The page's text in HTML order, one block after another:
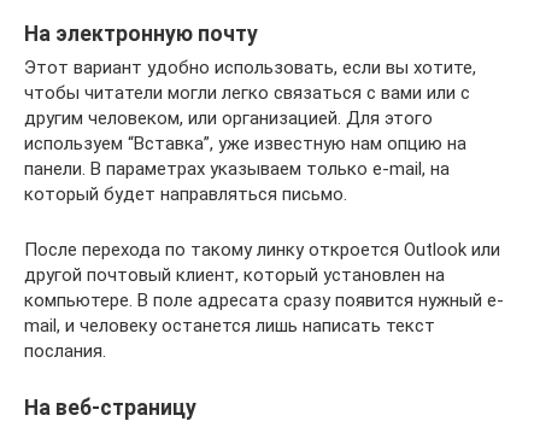
На электронную почту
Этот вариант удобно использовать, если вы хотите,
чтобы читатели могли легко связаться с вами или с
другим человеком, или организацией. Для этого
используем “Вставка”, уже известную нам опцию на
панели. В параметрах указываем только e-mail, на
который будет направляться письмо.
После перехода по такому линку откроется Outlook или
другой почтовый клиент, который установлен на
компьютере. В поле адресата сразу появится нужный e-
mail, и человеку останется лишь написать текст
послания.
На веб-страницу